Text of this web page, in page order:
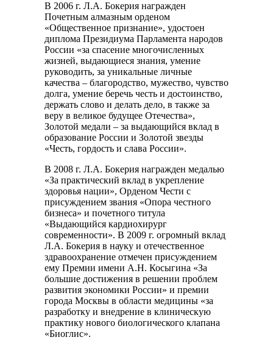
В 2006 г. Л.А. Бокерия награжден
Почетным алмазным орденом
«Общественное признание», удостоен
диплома Президиума Парламента народов
России «за спасение многочисленных
жизней, выдающиеся знания, умение
руководить, за уникальные личные
качества – благородство, мужество, чувство
долга, умение беречь честь и достоинство,
держать слово и делать дело, в также за
веру в великое будущее Отечества»,
Золотой медали – за выдающийся вклад в
образование России и Золотой звезды
«Честь, гордость и слава России».
В 2008 г. Л.А. Бокерия награжден медалью
«За практический вклад в укрепление
здоровья нации», Орденом Чести с
присуждением звания «Опора честного
бизнеса» и почетного титула
«Выдающийся кардиохирург
современности». В 2009 г. огромный вклад
Л.А. Бокерия в науку и отечественное
здравоохранение отмечен присуждением
ему Премии имени А.Н. Косыгина «За
большие достижения в решении проблем
развития экономики России» и премии
города Москвы в области медицины «за
разработку и внедрение в клиническую
практику нового биологического клапана
«Биоглис».